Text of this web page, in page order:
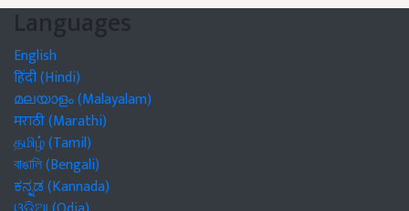
Languages
English
हिंदी (Hindi)
മലയാളം (Malayalam)
मराठी (Marathi)
தமிழ் (Tamil)
বাঙালি (Bengali)
ಕನ್ನಡ (Kannada)